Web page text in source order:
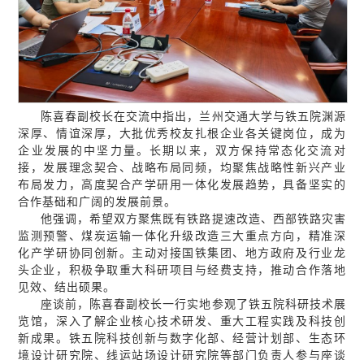
陈喜春副校长在交流中指出，兰州交通大学与铁五院渊源
深厚、情谊深厚，大批优秀校友扎根企业各关键岗位，成为
企业发展的中坚力量。长期以来，双方保持常态化交流对
接，发展理念契合、战略布局同频，均聚焦战略性新兴产业
布局发力，高度契合产学研用一体化发展趋势，具备坚实的
合作基础和广阔的发展前景。
他强调，希望双方聚焦既有铁路提速改造、西部铁路灾害
监测预警、煤炭运输一体化升级改造三大重点方向，精准深
化产学研协同创新。主动对接国铁集团、地方政府及行业龙
头企业，积极争取重大科研项目与经费支持，推动合作落地
见效、结出硕果。
座谈前，陈喜春副校长一行实地参观了铁五院科研技术展
览馆，深入了解企业核心技术研发、重大工程实践及科技创
新成果。铁五院科技创新与数字化部、经营计划部、生态环
境设计研究院、线运站场设计研究院等部门负责人参与座谈